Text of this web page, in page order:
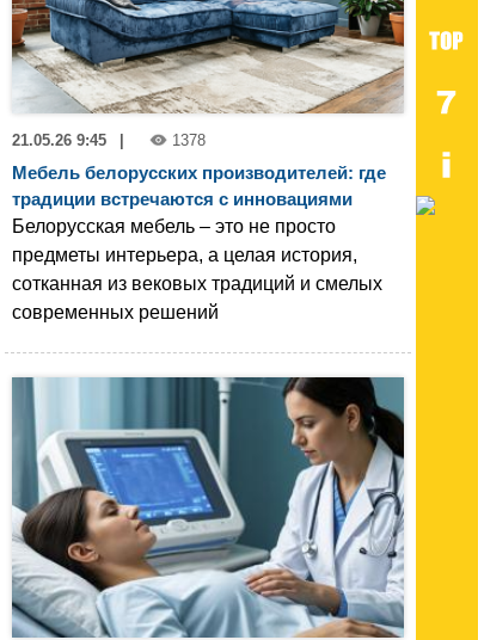
21.05.26 9:45 1378
Мебель белорусских производителей: где
традиции встречаются с инновациями
Белорусская мебель – это не просто
предметы интерьера, а целая история,
сотканная из вековых традиций и смелых
современных решений